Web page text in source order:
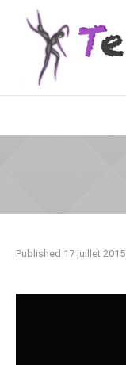
Published 17 juillet 2015